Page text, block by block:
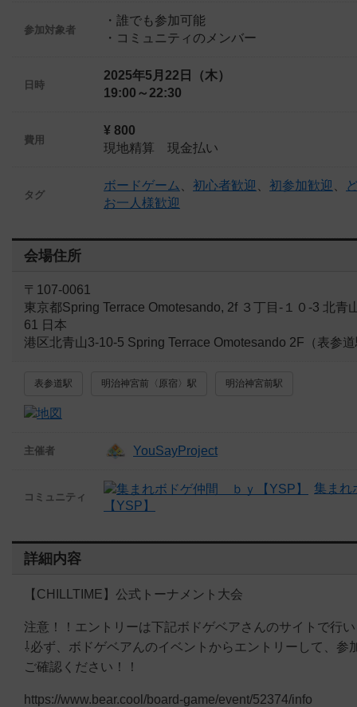
参加対象者
・誰でも参加可能
・コミュニティのメンバー
日時
2025年5月22日（木）
19:00～22:30
費用
¥ 800
現地精算 現金払い
タグ
ボードゲーム 初心者歓迎 初参加歓迎
お一人様歓迎
会場住所
〒107-0061
東京都Spring Terrace Omotesando, 2f ３丁目-１０-3 北青
61 日本
港区北青山3-10-5 Spring Terrace Omotesando 2F（表参
表参道駅 明治神宮前〈原宿〉駅 明治神宮前駅
主催者 YouSayProject
コミュニティ
集ま
【YSP】
詳細内容
【CHILLTIME】公式トーナメント大会
注意！！エントリーは下記ボドゲベアさんのサイトで行
⇩必ず、ボドゲベアんのイベントからエントリーして、参
ご確認ください！！
https://www.bear.cool/board-game/event/52374/info